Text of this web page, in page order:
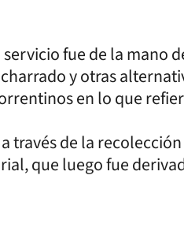
fue de la mano
y otras
en lo que
través de la
que luego fue